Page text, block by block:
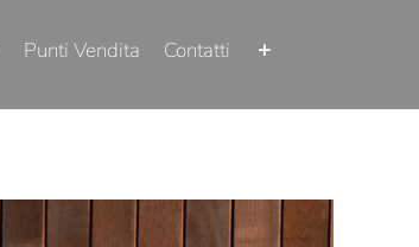
Punti Vendita Contatti